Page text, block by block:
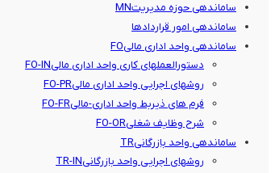
ساماندهی حوزه مدیریتMN
ساماندهی امور قراردادها
ساماندهی واحد اداری مالیFO
دستورالعملهای کاری واحد اداری مالیFO-IN
روشهای اجرایی واحد اداری مالیFO-PR
فرم های ذیربط واحد اداری-مالیFO-FR
شرح وظایف شغلیFO-OR
ساماندهی واحد بازرگانیTR
روشهای اجرایی واحد بازرگانیTR-IN